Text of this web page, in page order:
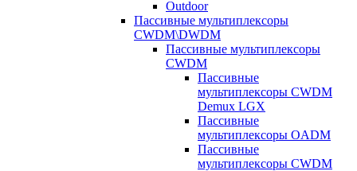
Outdoor
Пассивные мультиплексоры
CWDM\DWDM
Пассивные мультиплексоры
CWDM
Пассивные
мультиплексоры CWDM
Demux LGX
Пассивные
мультиплексоры OADM
Пассивные
мультиплексоры CWDM